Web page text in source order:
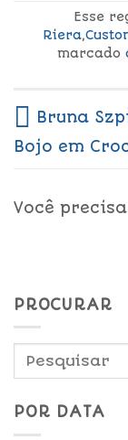
Esse
Riera,
marcado
Bruna
Bojo em
Você
PROCURAR
POR DATA